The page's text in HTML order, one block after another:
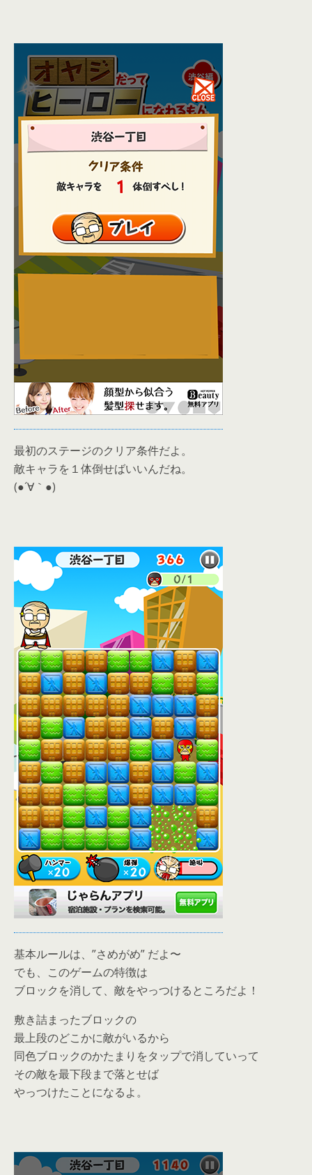
最初のステージのクリア条件だよ。
敵キャラを１体倒せばいいんだね。
(●´∀｀●)
基本ルールは、”さめがめ” だよ〜
でも、このゲームの特徴は
ブロックを消して、敵をやっつけるところだよ！
敷き詰まったブロックの
最上段のどこかに敵がいるから
同色ブロックのかたまりをタップで消していって
その敵を最下段まで落とせば
やっつけたことになるよ。